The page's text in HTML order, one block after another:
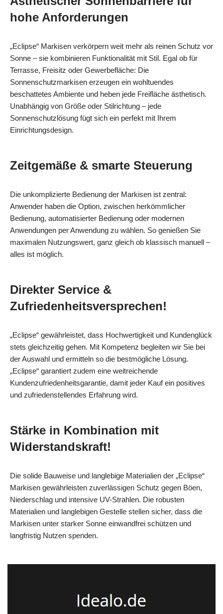
hohe Anforderungen
„Eclipse“ Markisen verkörpern weit mehr als reinen Schutz vor
Sonne – sie kombinieren Funktionalität mit Stil. Egal ob für
Terrasse, Freisitz oder Gewerbefläche: Die
Sonnenschutzmarkisen erzeugen ein wohltuendes
beschattetes Ambiente und heben jede Freifläche ästhetisch.
Unabhängig von Größe oder Stilrichtung – jede
Sonnenschutzlösung fügt sich ein perfekt mit Ihrem
Einrichtungsdesign.
Zeitgemäße & smarte Steuerung
Die unkomplizierte Bedienung der Markisen ist zentral:
Anwender haben die Option, zwischen herkömmlicher
Bedienung, automatisierter Bedienung oder modernen
Anwendungen per Anwendung zu wählen. So genießen Sie
maximalen Nutzungswert, ganz gleich ob klassisch manuell –
alles ist möglich.
Direkter Service &
Zufriedenheitsversprechen!
„Eclipse“ gewährleistet, dass Hochwertigkeit und Kundenglück
stets gleichzeitig gehen. Mit Kompetenz begleiten wir Sie bei
der Auswahl und ermitteln so die bestmögliche Lösung.
„Eclipse“ garantiert zudem eine weitreichende
Kundenzufriedenheitsgarantie, damit jeder Kauf ein positives
und zufriedenstellendes Erfahrung wird.
Stärke in Kombination mit
Widerstandskraft!
Die solide Bauweise und langlebige Materialien der „Eclipse“
Markisen gewährleisten zuverlässigen Schutz gegen Böen,
Niederschlag und intensive UV-Strahlen. Die robusten
Materialien und langlebigen Gestelle stellen sicher, dass die
Markisen unter starker Sonne einwandfrei schützen und
langfristig Nutzen spenden.